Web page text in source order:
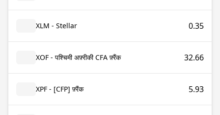
XLM - Stellar 0.35
XOF - पश्चिमी अफ़्रीकी CFA फ़्रैंक 32.66
XPF - [CFP] फ़्रैंक 5.93